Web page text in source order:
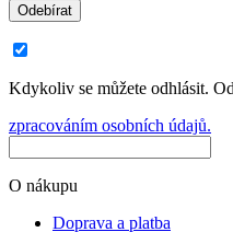
Odebírat
Kdykoliv se můžete odhlásit.
zpracováním osobních údajů.
O nákupu
Doprava a platba